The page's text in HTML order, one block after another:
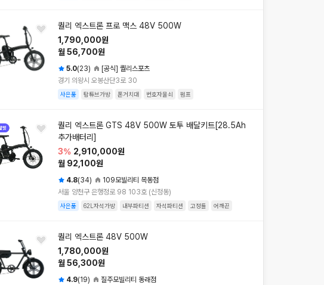
퀄리 엑스트론 프로 맥스 48V 500W
1,790,000원
월 56,700원
5.0(23)
[공식] 퀄리스포츠
경기 의왕시 오봉산단3로 30
사은품 탑튜브가방 폰거치대 번호자물쇠 펌프
퀄리 엑스트론 GTS 48V 500W 토투 배달키트[28.5Ah
추가배터리]
3% 2,910,000원
월 92,100원
4.8(34)
109모빌리티 목동점
서울 양천구 은행정로 98 103호 (신정동)
사은품 62L자석가방 내부파티션 자석파티션 고정틀 어깨끈
퀄리 엑스트론 48V 500W
1,780,000원
월 56,300원
4.9(19)
질주모빌리티 동래점